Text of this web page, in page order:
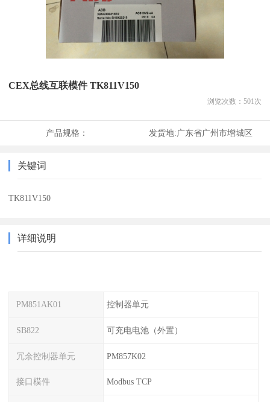
CEX总线互联模件 TK811V150
浏览次数： 501次
产品规格： 发货地:广东省广州市增城区
关键词
TK811V150
详细说明
PM851AK01 控制器单元
SB822 可充电电池（外置）
冗余控制器单元 PM857K02
接口模件 Modbus TCP